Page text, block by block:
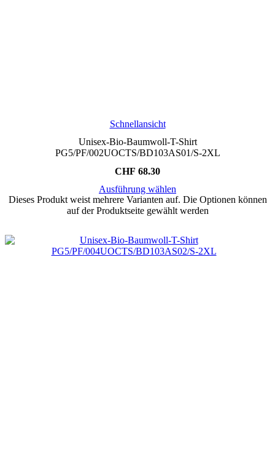
Schnellansicht
Unisex-Bio-Baumwoll-T-Shirt
PG5/PF/002UOCTS/BD103AS01/S-2XL
CHF 68.30
Ausführung wählen
Dieses Produkt weist mehrere Varianten auf. Die Optionen können
auf der Produktseite gewählt werden